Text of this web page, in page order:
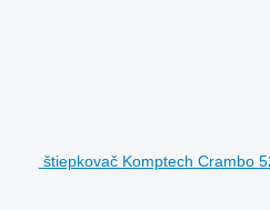
štiepkovač Komptech Crambo